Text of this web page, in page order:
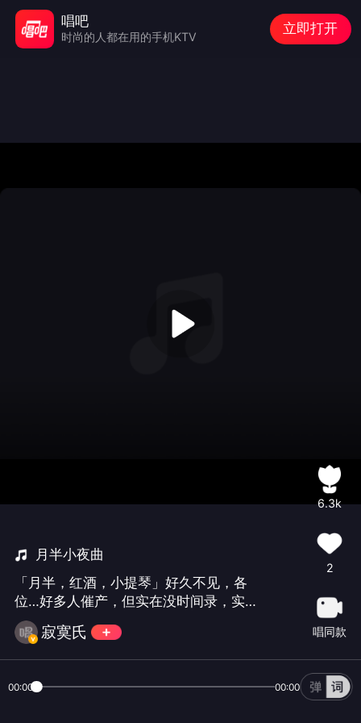
月半小夜曲
「月半，红酒，小提琴」好久不见，各
位…好多人催产，但实在没时间录，实
在抱歉🙏今天特意抽了点时间录了这
歌，其实早听说过这歌了，但是被好声
音陈乐基那版本洗脑了…基本没怎么听
寂寞氏
6.3k
2
唱同款
00:00 00:00
唱吧
时尚的人都在用的手机KTV
立即打开